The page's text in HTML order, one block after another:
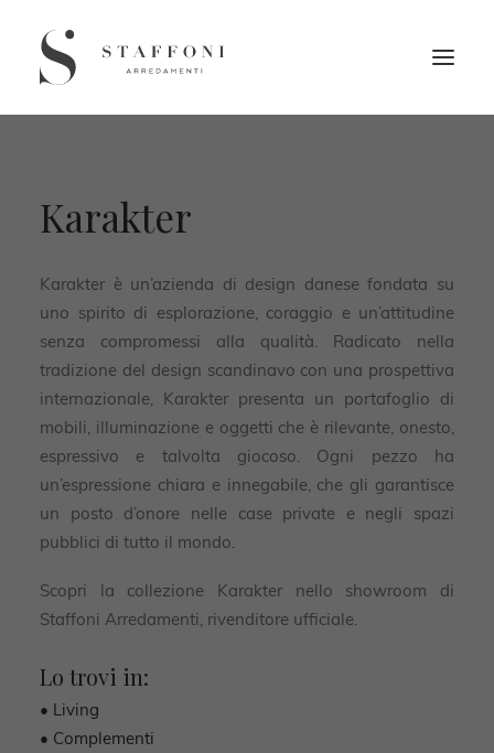
Karakter
Karakter è un’azienda di design danese fondata su
uno spirito di esplorazione, coraggio e un’attitudine
senza compromessi alla qualità. Radicato nella
tradizione del design scandinavo con una prospettiva
internazionale, Karakter presenta un portafoglio di
mobili, illuminazione e oggetti che è rilevante, onesto,
espressivo e talvolta giocoso. Ogni pezzo ha
un’espressione chiara e innegabile, che gli garantisce
un posto d’onore nelle case private e negli spazi
pubblici di tutto il mondo.
Scopri la collezione Karakter nello showroom di
Staffoni Arredamenti, rivenditore ufficiale.
Lo trovi in:
• Living
• Complementi